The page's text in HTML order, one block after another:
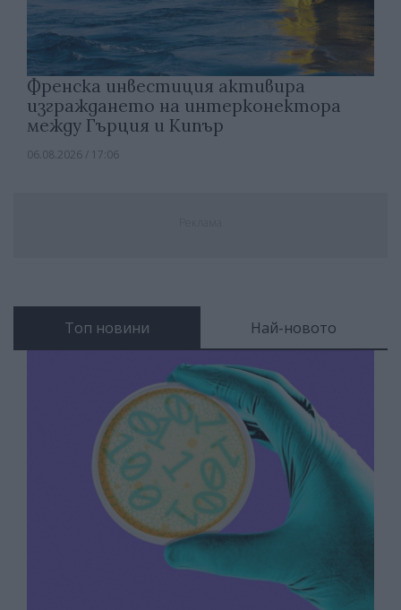
Френска инвестиция активира
изграждането на интерконектора
между Гърция и Кипър
06.08.2026 / 17:06
Топ новини Най-новото